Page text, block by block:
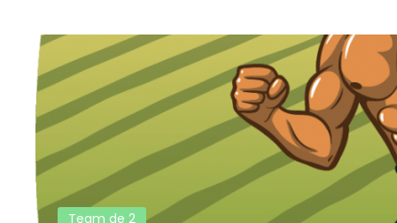
Team de 2